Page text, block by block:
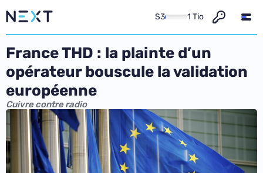
S3 1 Tio
France THD : la plainte d’un
opérateur bouscule la validation
européenne
Cuivre contre radio